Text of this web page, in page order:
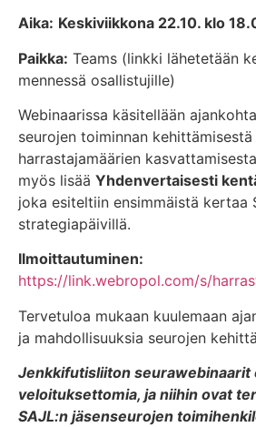
Aika: Keskiviikkona 22.10. klo
Paikka: Teams (linkki lähetetään
mennessä osallistujille)
Webinaarissa käsitellään
seurojen toiminnan kehittämisestä
harrastajamäärien
myös lisää Yhdenvertaisesti
joka esiteltiin ensimmäistä kertaa
strategiapäivillä.
Ilmoittautuminen:
https://link.webropol.com/s/
Tervetuloa mukaan kuulemaan
ja mahdollisuuksia seurojen
Jenkkifutisliiton seurawebinaarit
veloituksettomia, ja niihin ovat
SAJL:n jäsenseurojen